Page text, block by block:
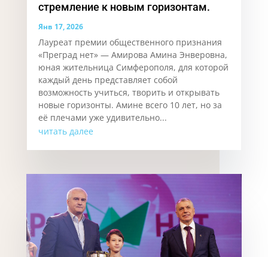
стремление к новым горизонтам.
Янв 17, 2026
Лауреат премии общественного признания
«Преград нет» — Амирова Амина Энверовна,
юная жительница Симферополя, для которой
каждый день представляет собой
возможность учиться, творить и открывать
новые горизонты. Аминe всего 10 лет, но за
её плечами уже удивительно...
читать далее